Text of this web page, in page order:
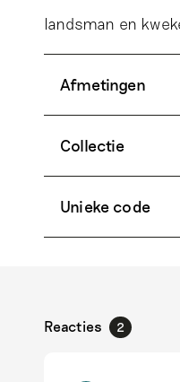
landsman en
Afmetingen
Collectie
Unieke code
Reacties 2